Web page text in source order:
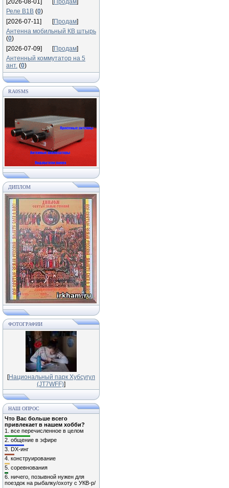
[2026-08-01]
[Продам]
Реле В1В (0)
[2026-07-11]
[Продам]
Антенна мобильный КВ штырь
(0)
[2026-07-09]
[Продам]
Антенный коммутатор на 5
ант. (0)
RA0SMS
ДИПЛОМ
ФОТОГРАФИИ
[Национальный парк Хубсугул
(JT7WFF)]
НАШ ОПРОС
Что Вас больше всего
привлекает в нашем хобби?
1. все перечисленное в целом
2. общение в эфире
3. DX-инг
4. конструирование
5. соревнования
6. ничего, позывной нужен для
поездок на рыбалку/охоту с УКВ-р/